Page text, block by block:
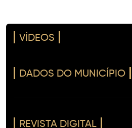
VÍDEOS
DADOS DO MUNICÍPIO
REVISTA DIGITAL